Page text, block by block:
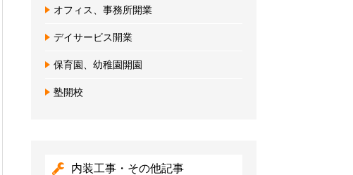
オフィス、事務所開業
デイサービス開業
保育園、幼稚園開園
塾開校
内装工事・その他記事